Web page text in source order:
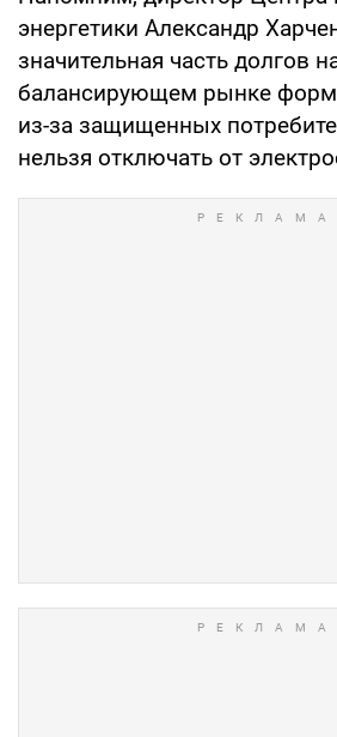
энергетики Александр
значительная часть долгов
балансирующем рынке
из-за защищенных
нельзя отключать от